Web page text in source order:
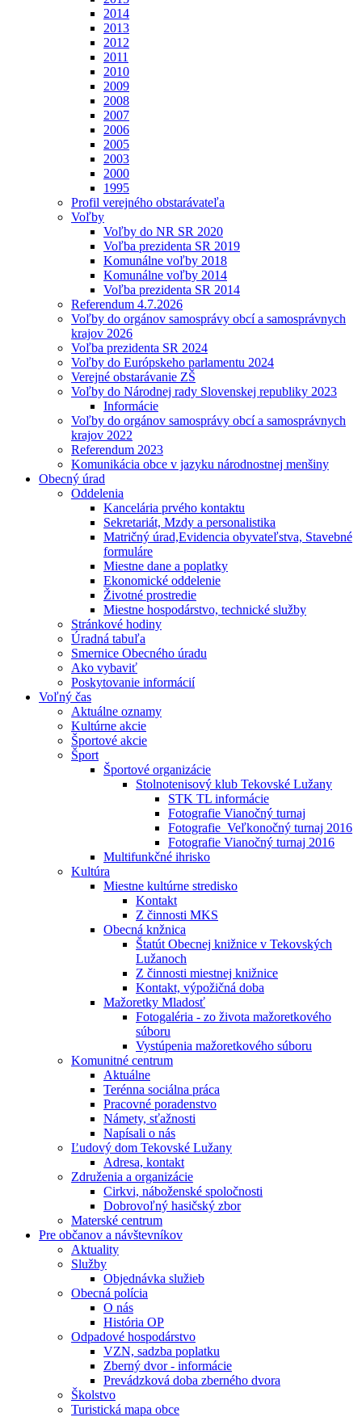
2014
2013
2012
2011
2010
2009
2008
2007
2006
2005
2003
2000
1995
Profil verejného obstarávateľa
Voľby
Voľby do NR SR 2020
Voľba prezidenta SR 2019
Komunálne voľby 2018
Komunálne voľby 2014
Voľba prezidenta SR 2014
Referendum 4.7.2026
Voľby do orgánov samosprávy obcí a samosprávnych
krajov 2026
Voľba prezidenta SR 2024
Voľby do Európskeho parlamentu 2024
Verejné obstarávanie ZŠ
Voľby do Národnej rady Slovenskej republiky 2023
Informácie
Voľby do orgánov samosprávy obcí a samosprávnych
krajov 2022
Referendum 2023
Komunikácia obce v jazyku národnostnej menšiny
Obecný úrad
Oddelenia
Kancelária prvého kontaktu
Sekretariát, Mzdy a personalistika
Matričný úrad,Evidencia obyvateľstva, Stavebné
formuláre
Miestne dane a poplatky
Ekonomické oddelenie
Životné prostredie
Miestne hospodárstvo, technické služby
Stránkové hodiny
Úradná tabuľa
Smernice Obecného úradu
Ako vybaviť
Poskytovanie informácií
Voľný čas
Aktuálne oznamy
Kultúrne akcie
Športové akcie
Šport
Športové organizácie
Stolnotenisový klub Tekovské Lužany
STK TL informácie
Fotografie Vianočný turnaj
Fotografie_Veľkonočný turnaj 2016
Fotografie Vianočný turnaj 2016
Multifunkčné ihrisko
Kultúra
Miestne kultúrne stredisko
Kontakt
Z činnosti MKS
Obecná knžnica
Štatút Obecnej knižnice v Tekovských
Lužanoch
Z činnosti miestnej knižnice
Kontakt, výpožičná doba
Mažoretky Mladosť
Fotogaléria - zo života mažoretkového
súboru
Vystúpenia mažoretkového súboru
Komunitné centrum
Aktuálne
Terénna sociálna práca
Pracovné poradenstvo
Námety, sťažnosti
Napísali o nás
Ľudový dom Tekovské Lužany
Adresa, kontakt
Združenia a organizácie
Cirkvi, náboženské spoločnosti
Dobrovoľný hasičský zbor
Materské centrum
Pre občanov a návštevníkov
Aktuality
Služby
Objednávka služieb
Obecná polícia
O nás
História OP
Odpadové hospodárstvo
VZN, sadzba poplatku
Zberný dvor - informácie
Prevádzková doba zberného dvora
Školstvo
Turistická mapa obce